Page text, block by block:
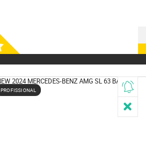
PROFISSIONAL